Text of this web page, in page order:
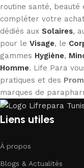
routine santé, beauté
compléter votre
dédiés aux Solaires,
pour le Visage, le
gammes Hygiène,
Homme. Life Para
pratiques et des
marques de
Liens utiles
À propos
Blogs & Actualités